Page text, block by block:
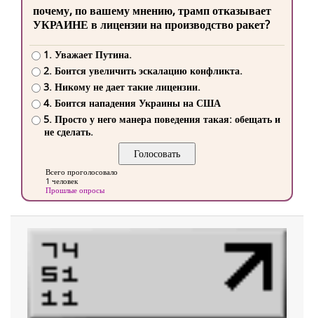
почему, по вашему мнению, трамп отказывает
УКРАИНЕ в лицензии на производство ракет?
1. Уважает Путина.
2. Боится увеличить эскалацию конфликта.
3. Никому не дает такие лицензии.
4. Боится нападения Украины на США
5. Просто у него манера поведения такая: обещать и
не сделать.
Всего проголосовало
1 человек
Прошлые опросы